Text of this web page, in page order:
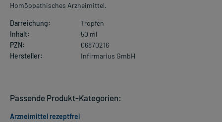
Homöopathisches Arzneimittel.
Darreichung:
Tropfen
Inhalt:
50 ml
PZN:
06870216
Hersteller:
Infirmarius GmbH
Passende Produkt-Kategorien:
Arzneimittel rezeptfrei